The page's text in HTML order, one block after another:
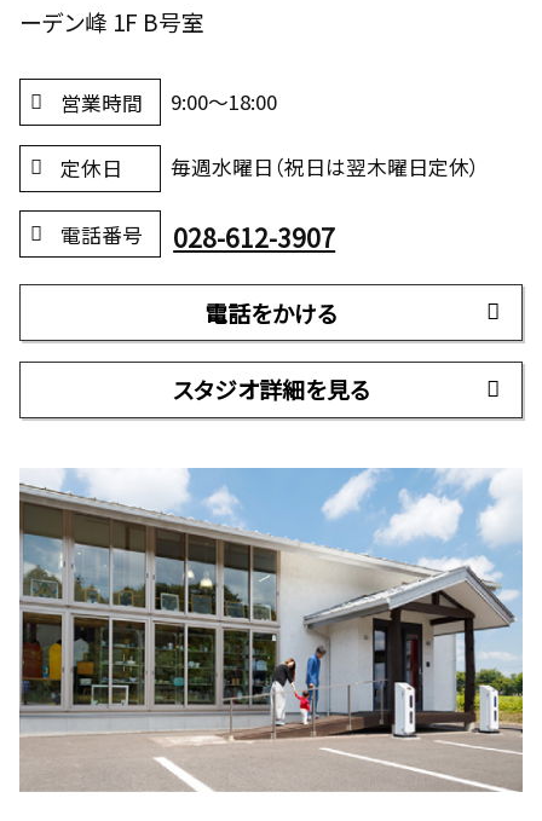
ーデン峰 1F B号室
営業時間 9:00～18:00
定休日 毎週水曜日（祝日は翌木曜日定休）
電話番号 028-612-3907
電話をかける
スタジオ詳細を見る